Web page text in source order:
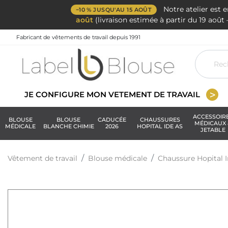
−10 % JUSQU'AU 15 AOÛT
Notre atelier est
août (livraison estimée à partir du 19
Fabricant de vêtements de travail depuis 1991
JE CONFIGURE MON VETEMENT DE TRAVAIL
BLOUSE
MÉDICALE
BLOUSE
BLANCHE CHIMIE
CADUCÉE
2026
CHAUSSURES
HOPITAL IDE AS
MÉDICAUX
JETABLE
Vêtement de travail Blouse médicale Chaussure Hopital